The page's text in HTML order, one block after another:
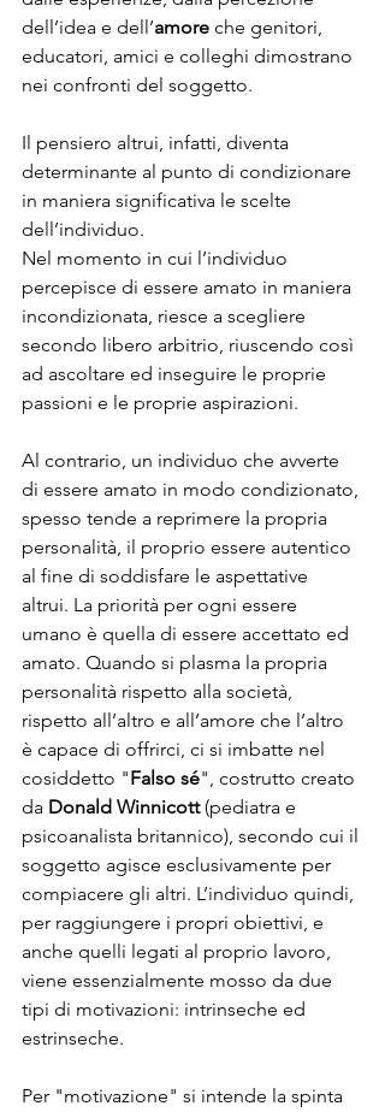
dell’idea e dell’amore che genitori,
educatori, amici e colleghi dimostrano
nei confronti del soggetto.
Il pensiero altrui, infatti, diventa
determinante al punto di condizionare
in maniera significativa le scelte
dell’individuo.
Nel momento in cui l’individuo
percepisce di essere amato in maniera
incondizionata, riesce a scegliere
secondo libero arbitrio, riuscendo così
ad ascoltare ed inseguire le proprie
passioni e le proprie aspirazioni.
Al contrario, un individuo che avverte
di essere amato in modo condizionato,
spesso tende a reprimere la propria
personalità, il proprio essere autentico
al fine di soddisfare le aspettative
altrui. La priorità per ogni essere
umano è quella di essere accettato ed
amato. Quando si plasma la propria
personalità rispetto alla società,
rispetto all’altro e all’amore che l’altro
è capace di offrirci, ci si imbatte nel
cosiddetto "Falso sé", costrutto creato
da Donald Winnicott (pediatra e
psicoanalista britannico), secondo cui il
soggetto agisce esclusivamente per
compiacere gli altri. L’individuo quindi,
per raggiungere i propri obiettivi, e
anche quelli legati al proprio lavoro,
viene essenzialmente mosso da due
tipi di motivazioni: intrinseche ed
estrinseche.
Per "motivazione" si intende la spinta